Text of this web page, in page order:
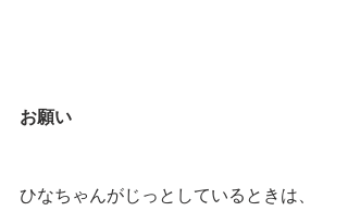
お願い
ひなちゃんがじっとしているときは、